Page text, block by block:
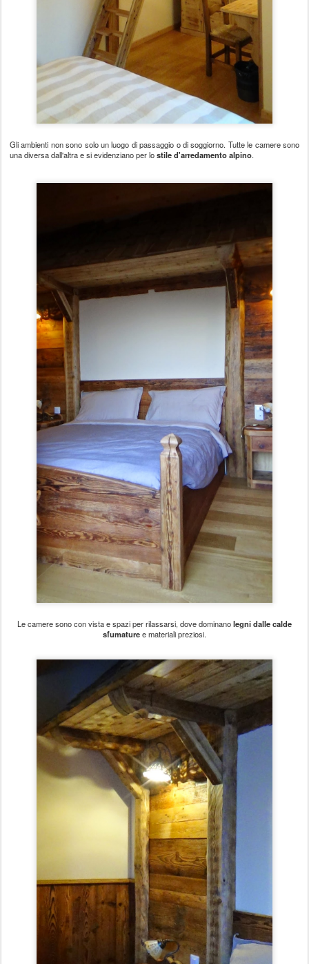
Gli ambienti non sono solo un luogo di passaggio o di soggiorno. Tutte le camere sono
una diversa dall'altra e si evidenziano per lostile d'arredamento alpino.
Le camere sono con vista e spazi per rilassarsi, dove dominanolegni dalle calde
sfumaturee materiali preziosi.